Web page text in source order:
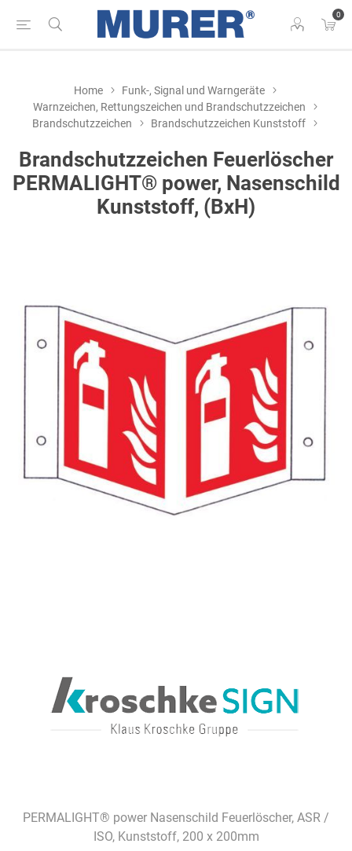
0
Home
Funk-, Signal und Warngeräte
Warnzeichen, Rettungszeichen und Brandschutzzeichen
Brandschutzzeichen
Brandschutzzeichen Kunststoff
Brandschutzzeichen Feuerlöscher
PERMALIGHT® power, Nasenschild
Kunststoff, (BxH)
PERMALIGHT® power Nasenschild Feuerlöscher, ASR /
ISO, Kunststoff, 200 x 200mm